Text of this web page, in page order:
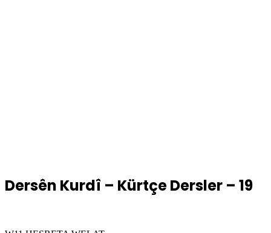
Dersên Kurdî – Kürtçe Dersler – 19